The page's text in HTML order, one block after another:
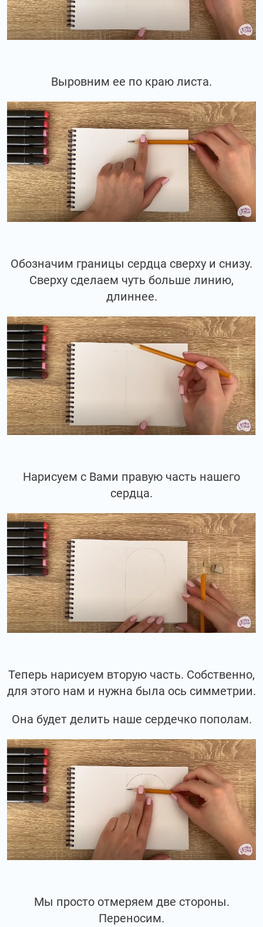
Выровним ее по краю листа.
Обозначим границы сердца сверху и снизу.
Сверху сделаем чуть больше линию,
длиннее.
Нарисуем с Вами правую часть нашего
сердца.
Теперь нарисуем вторую часть. Собственно,
для этого нам и нужна была ось симметрии.
Она будет делить наше сердечко пополам.
Мы просто отмеряем две стороны.
Переносим.